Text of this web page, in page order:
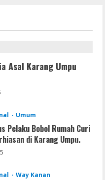
Free[Activated]
Reddit
Pre-Activated
Asal Karang Umpu
Umum
Pelaku Bobol Rumah Curi
di Karang Umpu.
Way Kanan